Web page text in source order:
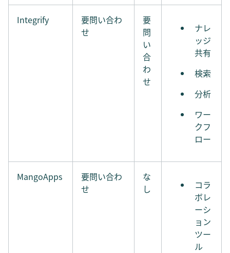
Integrify
要問い合わ
せ
要
問
い
合
わ
せ
ナレ
ッジ
共有
検索
分析
ワー
クフ
ロー
MangoApps
要問い合わ
せ
な
し
コラ
ボレ
ーシ
ョン
ツー
ル